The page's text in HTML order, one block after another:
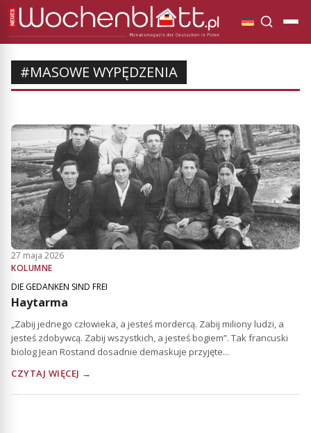
#MASOWE WYPĘDZENIA
27 maja 2026
KOLUMNE
DIE GEDANKEN SIND FREI
Haytarma
„Zabij jednego człowieka, a jesteś mordercą. Zabij miliony ludzi, a
jesteś zdobywcą. Zabij wszystkich, a jesteś bogiem”. Tak francuski
biolog Jean Rostand dosadnie demaskuje przyjęte...
CZYTAJ WIĘCEJ →